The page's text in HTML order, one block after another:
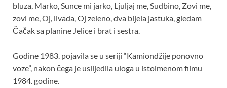
bluza, Marko, Sunce mi jarko, Ljuljaj me, Sudbino, Zovi me,
zovi me, Oj, livada, Oj zeleno, dva bijela jastuka, gledam
Čačak sa planine Jelice i brat i sestra.
Godine 1983. pojavila se u seriji “Kamiondžije ponovno
voze”, nakon čega je uslijedila uloga u istoimenom filmu
1984. godine.